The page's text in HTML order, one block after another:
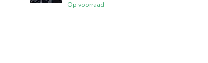
Op voorraad